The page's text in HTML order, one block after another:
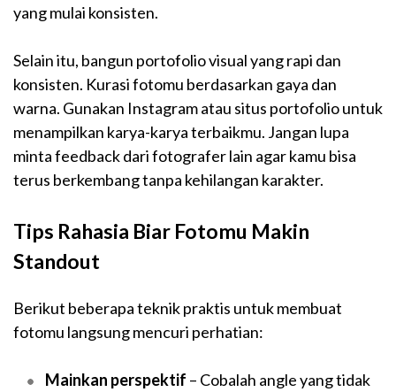
yang mulai konsisten.
Selain itu, bangun portofolio visual yang rapi dan
konsisten. Kurasi fotomu berdasarkan gaya dan
warna. Gunakan Instagram atau situs portofolio untuk
menampilkan karya-karya terbaikmu. Jangan lupa
minta feedback dari fotografer lain agar kamu bisa
terus berkembang tanpa kehilangan karakter.
Tips Rahasia Biar Fotomu Makin
Standout
Berikut beberapa teknik praktis untuk membuat
fotomu langsung mencuri perhatian:
Mainkan perspektif – Cobalah angle yang tidak